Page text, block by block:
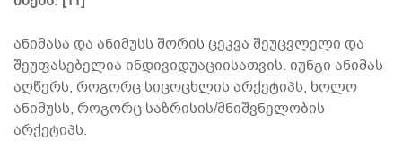
ანიმასა და ანიმუსს შორის ცეკვა შეუცვლელი და
შეუფასებელია ინდივიდუაციისათვის. იუნგი ანიმას
აღწერს, როგორც სიცოცხლის არქეტიპს, ხოლო
ანიმუსს, როგორც საზრისის/მნიშვნელობის
არქეტიპს.